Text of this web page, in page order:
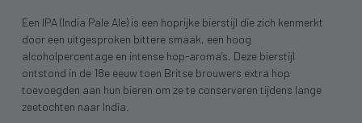
Een IPA (India Pale Ale) is een hoprijke bierstijl die zich kenmerkt
door een uitgesproken bittere smaak, een hoog
alcoholpercentage en intense hop-aroma’s. Deze bierstijl
ontstond in de 18e eeuw toen Britse brouwers extra hop
toevoegden aan hun bieren om ze te conserveren tijdens lange
zeetochten naar India.